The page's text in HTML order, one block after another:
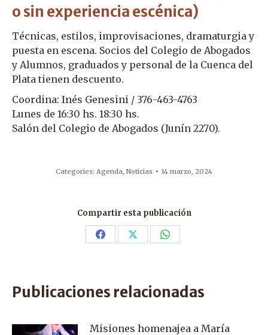
o sin experiencia escénica)
Técnicas, estilos, improvisaciones, dramaturgia y
puesta en escena. Socios del Colegio de Abogados
y Alumnos, graduados y personal de la Cuenca del
Plata tienen descuento.
Coordina: Inés Genesini / 376-463-4763
Lunes de 16:30 hs. 18:30 hs.
Salón del Colegio de Abogados (Junín 2270).
Categories: Agenda, Noticias 14 marzo, 2024
Compartir esta publicación
Share Share Share
Publicaciones relacionadas
Misiones homenajea a María